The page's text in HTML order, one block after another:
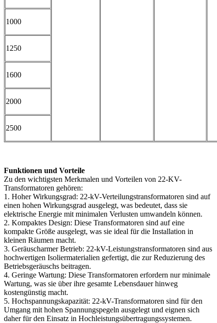
1000
1250
1600
2000
2500
Funktionen und Vorteile
Zu den wichtigsten Merkmalen und Vorteilen von 22-KV-
Transformatoren gehören:
1. Hoher Wirkungsgrad: 22-kV-Verteilungstransformatoren sind auf
einen hohen Wirkungsgrad ausgelegt, was bedeutet, dass sie
elektrische Energie mit minimalen Verlusten umwandeln können.
2. Kompaktes Design: Diese Transformatoren sind auf eine
kompakte Größe ausgelegt, was sie ideal für die Installation in
kleinen Räumen macht.
3. Geräuscharmer Betrieb: 22-kV-Leistungstransformatoren sind aus
hochwertigen Isoliermaterialien gefertigt, die zur Reduzierung des
Betriebsgeräuschs beitragen.
4. Geringe Wartung: Diese Transformatoren erfordern nur minimale
Wartung, was sie über ihre gesamte Lebensdauer hinweg
kostengünstig macht.
5. Hochspannungskapazität: 22-kV-Transformatoren sind für den
Umgang mit hohen Spannungspegeln ausgelegt und eignen sich
daher für den Einsatz in Hochleistungsübertragungssystemen.